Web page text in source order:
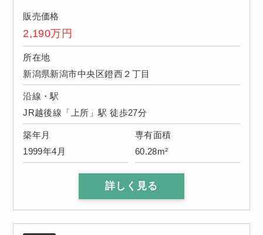
販売価格
2,190万円
所在地
新潟県新潟市中央区鐙西２丁目
沿線・駅
JR越後線「上所」駅 徒歩27分
築年月
1999年4月
専有面積
60.28m²
詳しく見る